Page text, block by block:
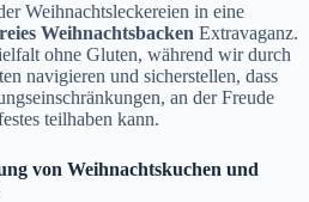
Weihnachtsleckereien in eine
Weihnachtsbacken Extravaganz.
ohne Gluten, während wir durch
navigieren und sicherstellen, dass
an der Freude
teilhaben kann.
von Weihnachtskuchen und